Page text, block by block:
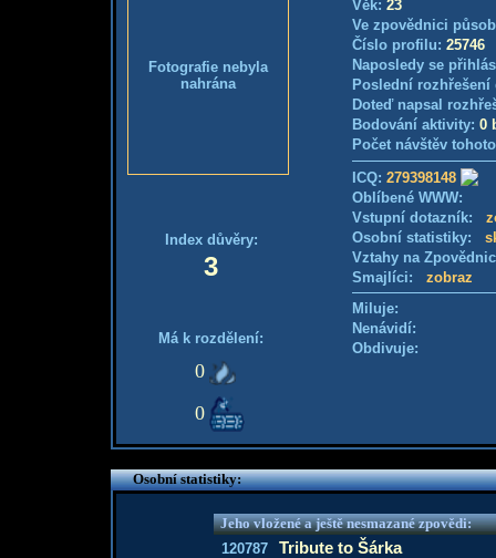
Fotografie nebyla
nahrána
Index důvěry:
3
Má k rozdělení:
0
0
Věk: 23
Ve zpovědnici
Číslo profilu: 25746
Naposledy se
Poslední
Doteď napsal
Bodování aktivity: 0
Počet návštěv
ICQ: 279398148
Oblíbené WWW:
Vstupní dotazník:
Osobní statistiky:
Vztahy na
Smajlíci: zobraz
Miluje:
Nenávidí:
Obdivuje:
Osobní statistiky:
Jeho vložené a ještě nesmazané zpovědi:
120787
Tribute to Šárka